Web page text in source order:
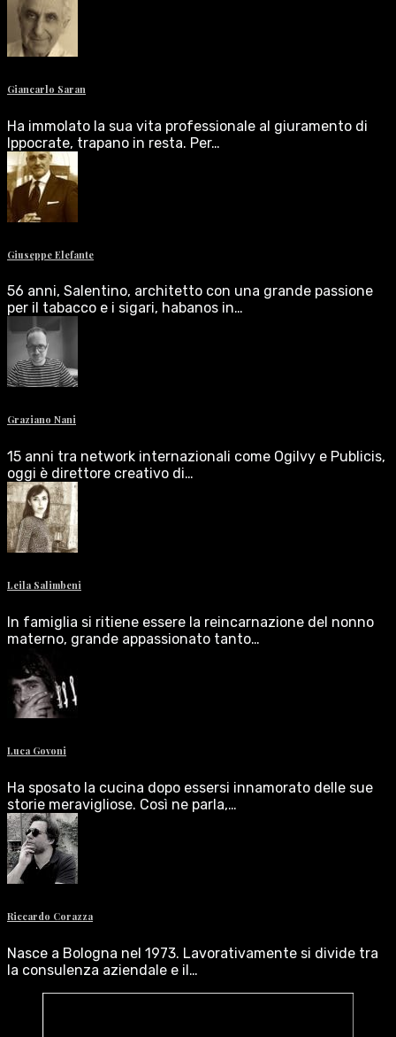
Giancarlo Saran
Ha immolato la sua vita professionale al giuramento di
Ippocrate, trapano in resta. Per…
Giuseppe Elefante
56 anni, Salentino, architetto con una grande passione
per il tabacco e i sigari, habanos in…
Graziano Nani
15 anni tra network internazionali come Ogilvy e Publicis,
oggi è direttore creativo di…
Leila Salimbeni
In famiglia si ritiene essere la reincarnazione del nonno
materno, grande appassionato tanto…
Luca Govoni
Ha sposato la cucina dopo essersi innamorato delle sue
storie meravigliose. Così ne parla,…
Riccardo Corazza
Nasce a Bologna nel 1973. Lavorativamente si divide tra
la consulenza aziendale e il…